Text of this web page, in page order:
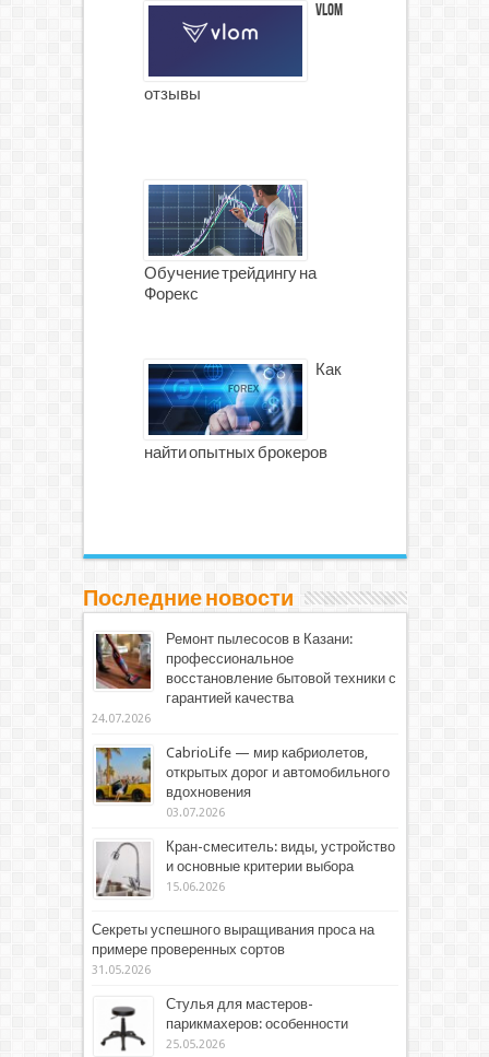
Vlom
отзывы
Обучение трейдингу на
Форекс
Как
найти опытных брокеров
Последние новости
Ремонт пылесосов в Казани:
профессиональное
восстановление бытовой техники с
гарантией качества
24.07.2026
CabrioLife — мир кабриолетов,
открытых дорог и автомобильного
вдохновения
03.07.2026
Кран-смеситель: виды, устройство
и основные критерии выбора
15.06.2026
Секреты успешного выращивания проса на
примере проверенных сортов
31.05.2026
Стулья для мастеров-
парикмахеров: особенности
25.05.2026